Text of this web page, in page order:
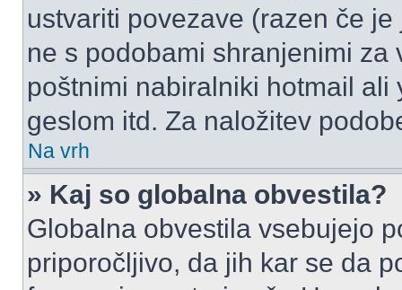
ustvariti povezave (razen če
ne s podobami shranjenimi za
poštnimi nabiralniki hotmail
geslom itd. Za naložitev
Na vrh
» Kaj so globalna obvestila?
Globalna obvestila vsebujejo
priporočljivo, da jih kar se da